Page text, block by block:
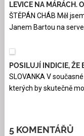
LEVICE NA MÁRÁCH.
ŠTĚPÁN CHÁB Měl
Janem Bartou na
POSILUJÍ INDICIE,
SLOVANKA V
kterých by skutečně
5 KOMENTÁŘŮ